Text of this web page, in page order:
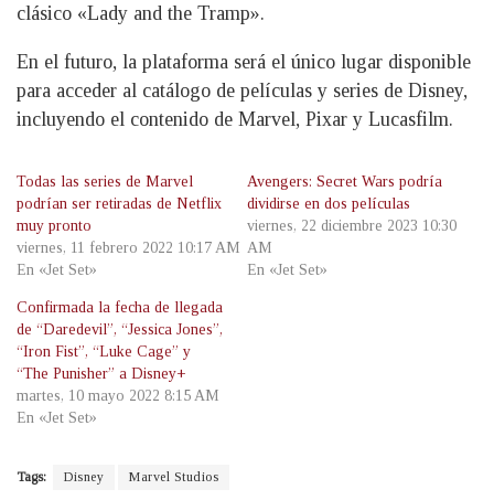
clásico «Lady and the Tramp».
En el futuro, la plataforma será el único lugar disponible
para acceder al catálogo de películas y series de Disney,
incluyendo el contenido de Marvel, Pixar y Lucasfilm.
Todas las series de Marvel
podrían ser retiradas de Netflix
muy pronto
viernes, 11 febrero 2022 10:17 AM
En «Jet Set»
Avengers: Secret Wars podría
dividirse en dos películas
viernes, 22 diciembre 2023 10:30
AM
En «Jet Set»
Confirmada la fecha de llegada
de “Daredevil”, “Jessica Jones”,
“Iron Fist”, “Luke Cage” y
“The Punisher” a Disney+
martes, 10 mayo 2022 8:15 AM
En «Jet Set»
Tags: Disney Marvel Studios